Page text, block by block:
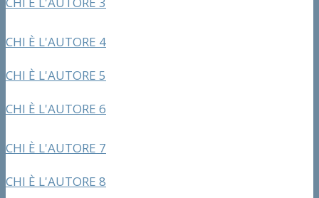
CHI È L'AUTORE 4
CHI È L'AUTORE 5
CHI È L'AUTORE 6
CHI È L'AUTORE 7
CHI È L'AUTORE 8